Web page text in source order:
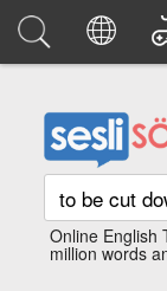
Online English
million words